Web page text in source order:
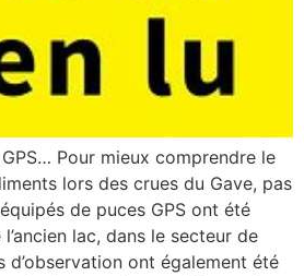
Pour mieux comprendre le
lors des crues du Gave, pas
de puces GPS ont été
lac, dans le secteur de
d’observation ont également été